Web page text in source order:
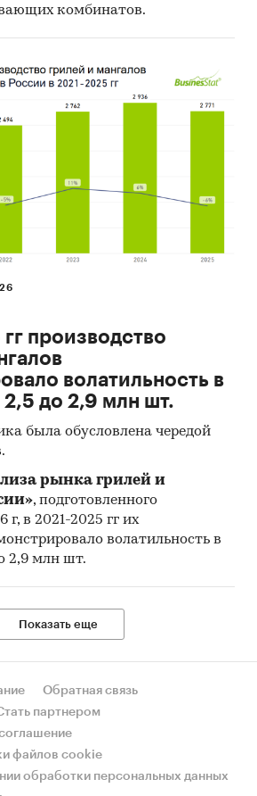
комбинатов.
производство
волатильность в
2,5 до 2,9 млн шт.
была обусловлена чередой
рынка грилей и
, подготовленного
г, в 2021-2025 гг их
волатильность в
2,9 млн шт.
Показать еще
Обратная связь
партнером
файлов cookie
обработки персональных данных